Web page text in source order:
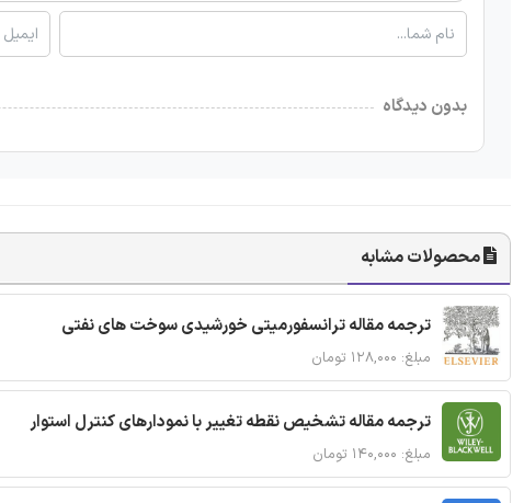
بدون دیدگاه
محصولات مشابه
ترجمه مقاله ترانسفورمیتی خورشیدی سوخت های نفتی
مبلغ: ۱۲۸,۰۰۰ تومان
ترجمه مقاله تشخیص نقطه تغییر با نمودارهای کنترل استوار
مبلغ: ۱۴۰,۰۰۰ تومان